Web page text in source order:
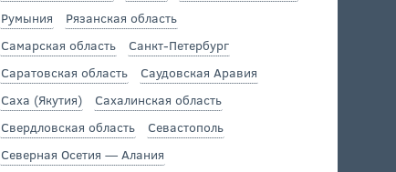
Румыния
Рязанская область
Самарская область
Санкт-Петербург
Саратовская область
Саудовская Аравия
Саха (Якутия)
Сахалинская область
Свердловская область
Севастополь
Северная Осетия — Алания